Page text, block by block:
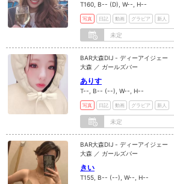
T160, B-- (D), W--, H--
写真 日記 動画 グラビア 新人
未定
BAR大森DIJ - ディーアイジェー
大森 ／ ガールズバー
ありす
T--, B-- (--), W--, H--
写真 日記 動画 グラビア 新人
未定
BAR大森DIJ - ディーアイジェー
大森 ／ ガールズバー
きい
T155, B-- (--), W--, H--